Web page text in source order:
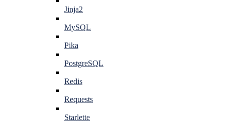
Jinja2
MySQL
Pika
PostgreSQL
Redis
Requests
Starlette